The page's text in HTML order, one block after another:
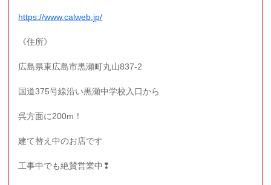
https://www.calweb.jp/
《住所》
広島県東広島市黒瀬町丸山837-2
国道375号線沿い黒瀬中学校入口から
呉方面に200m！
建て替え中のお店です
工事中でも絶賛営業中❢